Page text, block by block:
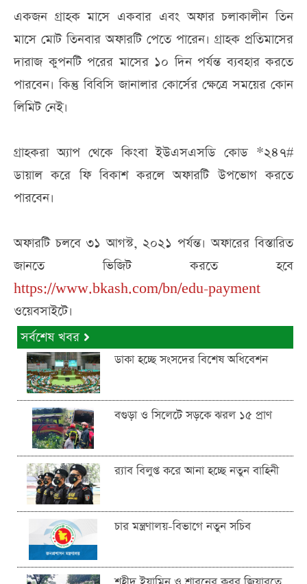
একজন গ্রাহক মাসে একবার এবং অফার চলাকালীন তিন
মাসে মোট তিনবার অফারটি পেতে পারেন। গ্রাহক প্রতিমাসের
দারাজ কুপনটি পরের মাসের ১০ দিন পর্যন্ত ব্যবহার করতে
পারবেন। কিন্তু বিবিসি জানালার কোর্সের ক্ষেত্রে সময়ের কোন
লিমিট নেই।
গ্রাহকরা অ্যাপ থেকে কিংবা ইউএসএসডি কোড *২৪৭#
ডায়াল করে ফি বিকাশ করলে অফারটি উপভোগ করতে
পারবেন।
অফারটি চলবে ৩১ আগস্ট, ২০২১ পর্যন্ত। অফারের বিস্তারিত
জানতে ভিজিট করতে হবে
https://www.bkash.com/bn/edu-payment
ওয়েবসাইটে।
সর্বশেষ খবর
ডাকা হচ্ছে সংসদের বিশেষ অধিবেশন
বগুড়া ও সিলেটে সড়কে ঝরল ১৫ প্রাণ
র‍্যাব বিলুপ্ত করে আনা হচ্ছে নতুন বাহিনী
চার মন্ত্রণালয়-বিভাগে নতুন সচিব